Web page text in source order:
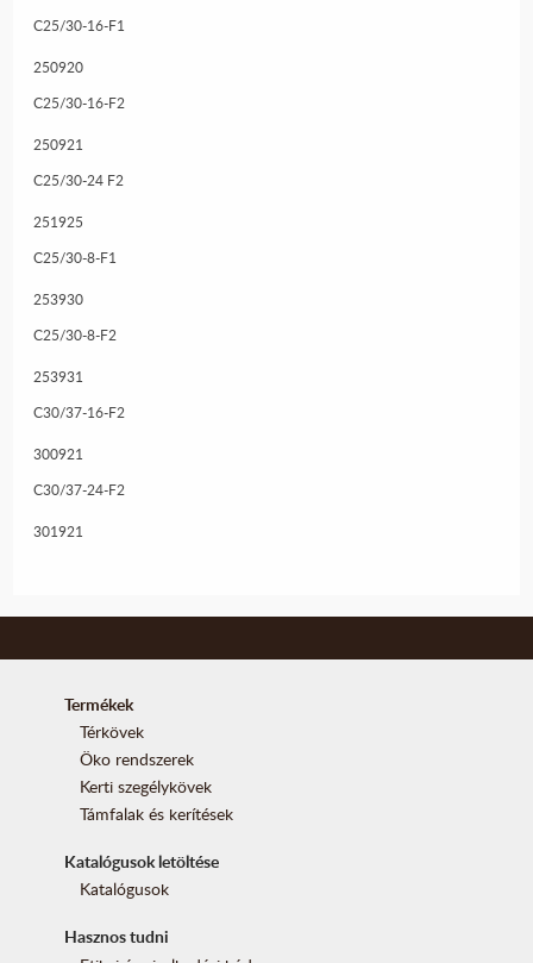
C25/30-16-F1
250920
C25/30-16-F2
250921
C25/30-24 F2
251925
C25/30-8-F1
253930
C25/30-8-F2
253931
C30/37-16-F2
300921
C30/37-24-F2
301921
Termékek
Térkövek
Öko rendszerek
Kerti szegélykövek
Támfalak és kerítések
Katalógusok letöltése
Katalógusok
Hasznos tudni